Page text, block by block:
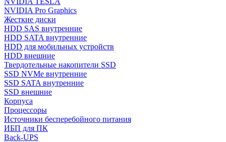
NVIDIA Pro Graphics
Жесткие диски
HDD SAS внутренние
HDD SATA внутренние
HDD для мобильных устройств
HDD внешние
Твердотельные накопители SSD
SSD NVMe внутренние
SSD SATA внутренние
SSD внешние
Корпуса
Процессоры
Источники бесперебойного питания
ИБП для ПК
Back-UPS